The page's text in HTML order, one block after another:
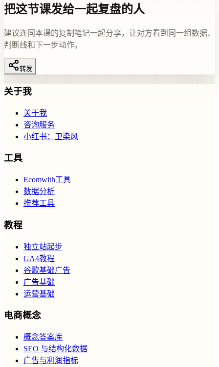
把这节课发给一起复盘的人
建议连同本课的复制笔记一起分享，让对方看到同一组数据、
判断线和下一步动作。
转发
关于我
关于我
咨询服务
小红书：卫染风
工具
Ecomwith工具
数据分析
推荐工具
教程
独立站起步
GA4教程
谷歌基础广告
广告基础
运营基础
电商概念
概念答案库
SEO 与结构化数据
广告与利润指标